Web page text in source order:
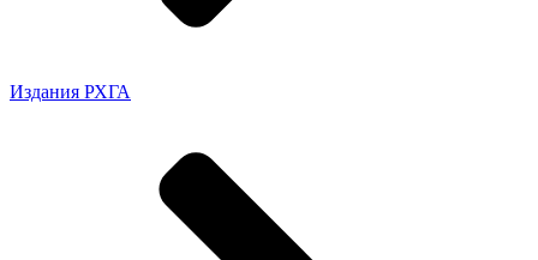
Издания РХГА